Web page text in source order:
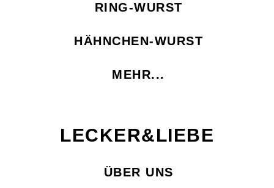
RING-WURST
HÄHNCHEN-WURST
MEHR...
LECKER&LIEBE
ÜBER UNS